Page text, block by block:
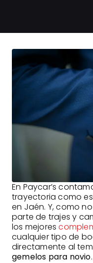
En Paycar’s
trayectoria como
en Jaén. Y, como
parte de trajes y
los mejores
cualquier tipo de
directamente al
gemelos para novio.